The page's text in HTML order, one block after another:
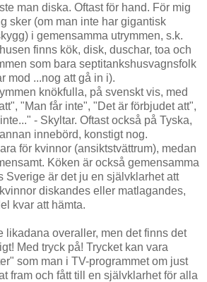
man diska. Oftast för hand. För mig
sker (om man inte har gigantisk
i gemensamma utrymmen, s.k.
finns kök, disk, duschar, toa och
som bara septitankshusvagnsfolk
mod ...nog att gå in i).
knökfulla, på svenskt vis, med
"Man får inte", "Det är förbjudet att",
- Skyltar. Oftast också på Tyska,
innebörd, konstigt nog.
för kvinnor (ansiktstvättrum), medan
Köken är också gemensamma
Sverige är det ju en självklarhet att
diskandes eller matlagandes,
kvar att hämta.
likadana overaller, men det finns det
Med tryck på! Trycket kan vara
som man i TV-programmet om just
fram och fått till en självklarhet för alla